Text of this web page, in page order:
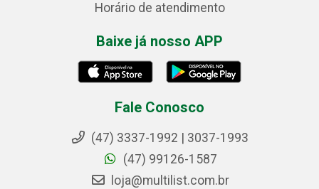
Horário de atendimento
Baixe já nosso APP
Fale Conosco
(47) 3337-1992 | 3037-1993
(47) 99126-1587
loja@multilist.com.br